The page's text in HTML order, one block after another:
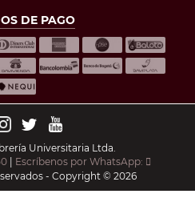
DE PAGO
Universitaria Ltda.
| Escríbenos por WhatsApp:
- Copyright © 2026